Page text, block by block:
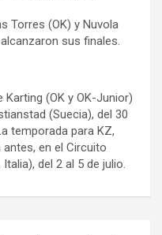
Torres (OK) y Nuvola
sus finales.
Karting (OK y OK-Junior)
(Suecia), del 30
temporada para KZ,
en el Circuito
del 2 al 5 de julio.